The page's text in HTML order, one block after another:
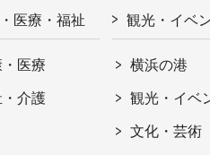
医療・福祉
医療
介護
観光・イベ
横浜の港
観光・イベ
文化・芸術